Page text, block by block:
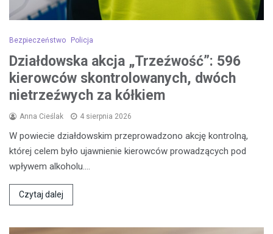
Bezpieczeństwo Policja
Działdowska akcja „Trzeźwość”: 596
kierowców skontrolowanych, dwóch
nietrzeźwych za kółkiem
Anna Cieślak 4 sierpnia 2026
W powiecie działdowskim przeprowadzono akcję kontrolną,
której celem było ujawnienie kierowców prowadzących pod
wpływem alkoholu.…
Czytaj dalej